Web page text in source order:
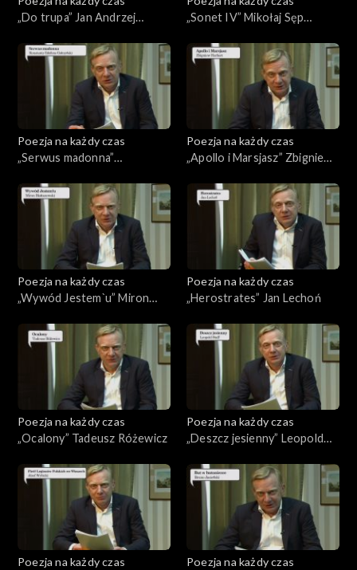
„Do trupa” Jan Andrzej
„Sonet IV” Mikołaj Sęp
Poezja na każdy czas
„Serwus madonna”
Gałczyński
Poezja na każdy czas
„Apollo i Marsjasz” Zbigniew
Poezja na każdy czas
„Wywód Jestem`u” Miron
Poezja na każdy czas
„Herostrates” Jan Lechoń
Poezja na każdy czas
„Ocalony” Tadeusz Różewicz
Poezja na każdy czas
„Deszcz jesienny” Leopold
Poezja na każdy czas
Poezja na każdy czas